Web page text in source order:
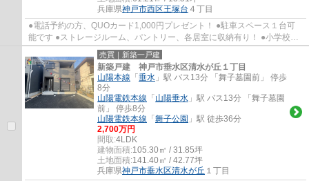
兵庫県神戸市西区王塚台 ４丁目
●電話予約の方、QUOカード1,000円プレゼント！ ●駐車スペース１台可
能です ●ストレージルーム、パントリー、各居室に収納有り！ ●小学校ま
で徒歩２分・中学校まで徒歩４分程度ですので...
売買｜新築一戸建
新築戸建 神戸市垂水区清水が丘１丁目
山陽本線 「垂水 」駅 バス13分 「舞子墓園前」 停歩
8分
山陽電鉄本線 「山陽垂水 」駅 バス13分 「舞子墓園
前」 停歩8分
山陽電鉄本線 「舞子公園 」駅 徒歩36分
2,700万円
間取:4LDK
建物面積:105.30㎡ / 31.85坪
土地面積:141.40㎡ / 42.77坪
兵庫県神戸市垂水区清水が丘 １丁目